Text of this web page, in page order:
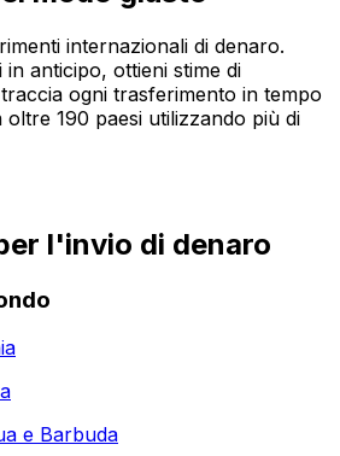
internazionali di denaro.
anticipo, ottieni stime di
ogni trasferimento in tempo
190 paesi utilizzando più di
l'invio di denaro
e Barbuda